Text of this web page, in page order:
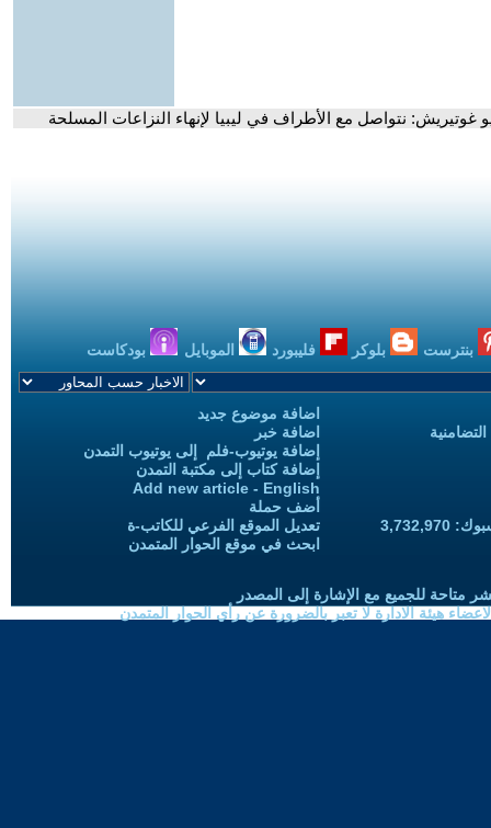
غوتيريش: نتواصل مع الأطراف في ليبيا لإنهاء النزاعات المسلحة
بنترست بلوكر فليبورد الموبايل بودكاست
اضافة موضوع جديد
اضافة خبر
إضافة يوتيوب-فلم إلى يوتيوب التمدن
إضافة كتاب إلى مكتبة التمدن
Add new article - English
أضف حملة
تعديل الموقع الفرعي للكاتب-ة
ابحث في موقع الحوار المتمدن
متاحة للجميع مع الإشارة إلى المصدر
هيئة الادارة لا تعبر بالضرورة عن رأي الحوار المتمدن